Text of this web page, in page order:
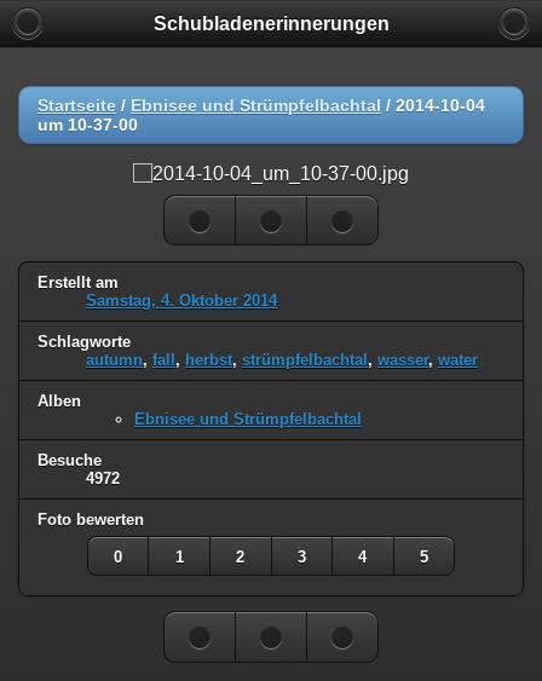
Schubladenerinnerungen
Startseite / Ebnisee und Strümpfelbachtal / 2014-10-04
um 10-37-00
Erstellt am
Samstag, 4. Oktober 2014
Schlagworte
autumn, fall , herbst, strümpfelbachtal , wasser, water
Alben
Ebnisee und Strümpfelbachtal
Besuche
4972
Foto bewerten
0 1 2 3 4 5